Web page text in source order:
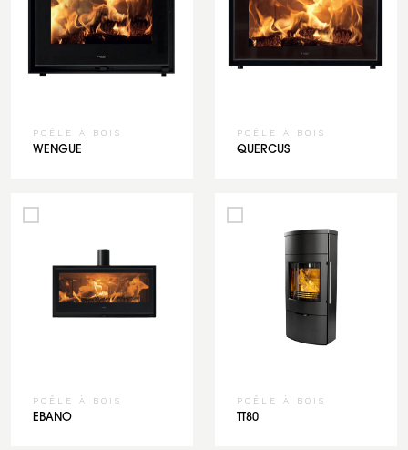
POÊLE À BOIS
WENGUE
POÊLE À BOIS
QUERCUS
POÊLE À BOIS
EBANO
POÊLE À BOIS
TT80